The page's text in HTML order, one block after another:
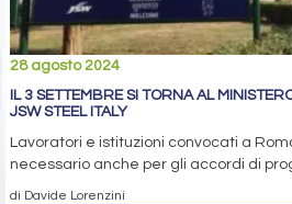
28 agosto 2024
IL 3 SETTEMBRE SI TORNA AL
JSW STEEL ITALY
Lavoratori e istituzioni convocati a
necessario anche per gli accordi di
di Davide Lorenzini